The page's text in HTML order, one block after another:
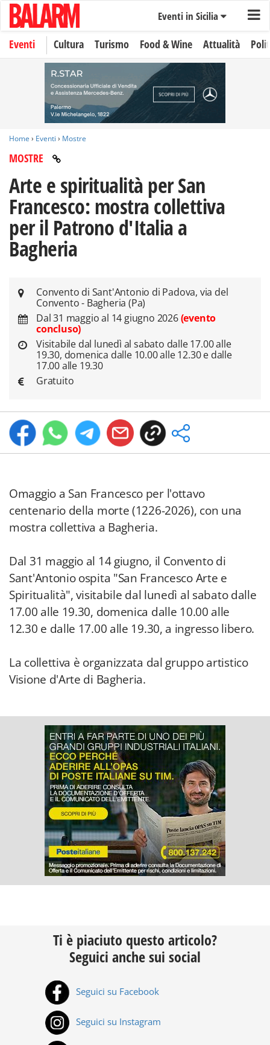
Eventi in Sicilia
Eventi Cultura Turismo Food & Wine Attualità
Home › Eventi › Mostre
MOSTRE
Arte e spiritualità per San
Francesco: mostra collettiva
per il Patrono d'Italia a
Bagheria
Convento di Sant'Antonio di Padova, via del
Convento - Bagheria (Pa)
Dal 31 maggio al 14 giugno 2026(evento
concluso)
Visitabile dal lunedì al sabato dalle 17.00 alle
19.30, domenica dalle 10.00 alle 12.30 e dalle
17.00 alle 19.30
Gratuito
Omaggio a San Francesco per l'ottavo
centenario della morte (1226-2026), con una
mostra collettiva a Bagheria.
Dal 31 maggio al 14 giugno, il Convento di
Sant'Antonio ospita "San Francesco Arte e
Spiritualità", visitabile dal lunedì al sabato dalle
17.00 alle 19.30, domenica dalle 10.00 alle
12.30 e dalle 17.00 alle 19.30, a ingresso libero.
La collettiva è organizzata dal gruppo artistico
Visione d'Arte di Bagheria.
Ti è piaciuto questo articolo?
Seguici anche sui social
Seguici su Facebook
Seguici su Instagram